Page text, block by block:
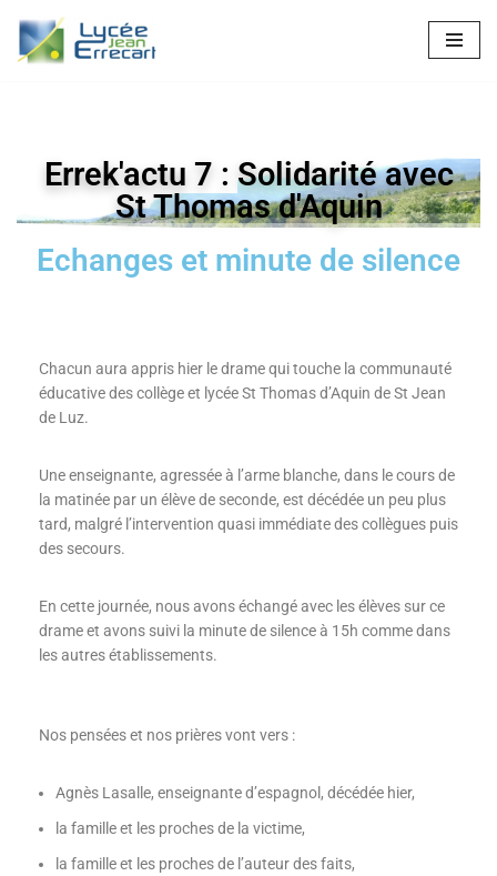
Aller
Errek'actu 7 : Solidarité avec
St Thomas d'Aquin
Echanges et minute de silence
Chacun aura appris hier le drame qui touche la communauté
éducative des collège et lycée St Thomas d’Aquin de St Jean
de Luz.
Une enseignante, agressée à l’arme blanche, dans le cours de
la matinée par un élève de seconde, est décédée un peu plus
tard, malgré l’intervention quasi immédiate des collègues puis
des secours.
En cette journée, nous avons échangé avec les élèves sur ce
drame et avons suivi la minute de silence à 15h comme dans
les autres établissements.
Nos pensées et nos prières vont vers :
Agnès Lasalle, enseignante d’espagnol, décédée hier,
la famille et les proches de la victime,
la famille et les proches de l’auteur des faits,